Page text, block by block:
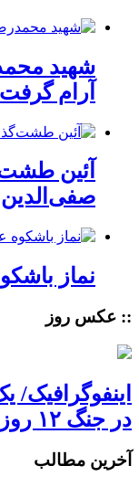
شهید
آرام گرفت
آئین
صفی‌الدین
نماز
:: عکس روز
در جنگ ۱۲ روزه به باد رفت
آخرین مطالب